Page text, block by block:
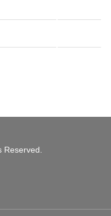
Reserved.